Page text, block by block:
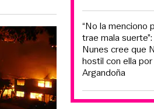
“No la menciono
trae mala
Nunes cree que
hostil con ella
Argandoña